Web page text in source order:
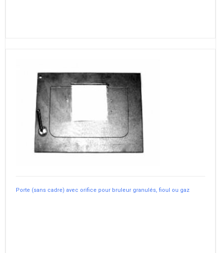
Porte (sans cadre) avec orifice pour bruleur granulés, fioul ou gaz